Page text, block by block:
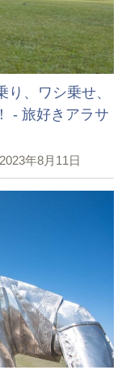
、ワシ乗せ、
- 旅好きアラサ
2023年8月11日